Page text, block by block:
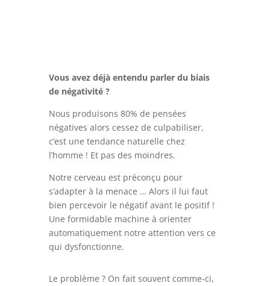
Vous avez déjà entendu parler du biais
de négativité ?
Nous produisons 80% de pensées
négatives alors cessez de culpabiliser,
c’est une tendance naturelle chez
l’homme ! Et pas des moindres.
Notre cerveau est préconçu pour
s’adapter à la menace … Alors il lui faut
bien percevoir le négatif avant le positif !
Une formidable machine à orienter
automatiquement notre attention vers ce
qui dysfonctionne.
Le problème ? On fait souvent comme-ci,